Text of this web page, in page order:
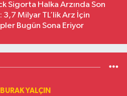
Sigorta Halka Arzında Son
3,7 Milyar TL’lik Arz İçin
Bugün Sona Eriyor
YALÇIN